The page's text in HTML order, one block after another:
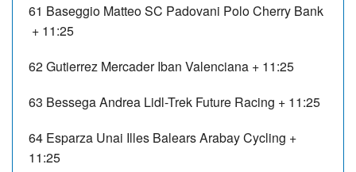
61 Baseggio MatteoSC Padovani Polo Cherry Bank
+ 11:25
62Gutierrez Mercader Iban Valenciana + 11:25
63 Bessega Andrea Lidl-Trek Future Racing + 11:25
64 Esparza Unai Illes Balears Arabay Cycling +
11:25